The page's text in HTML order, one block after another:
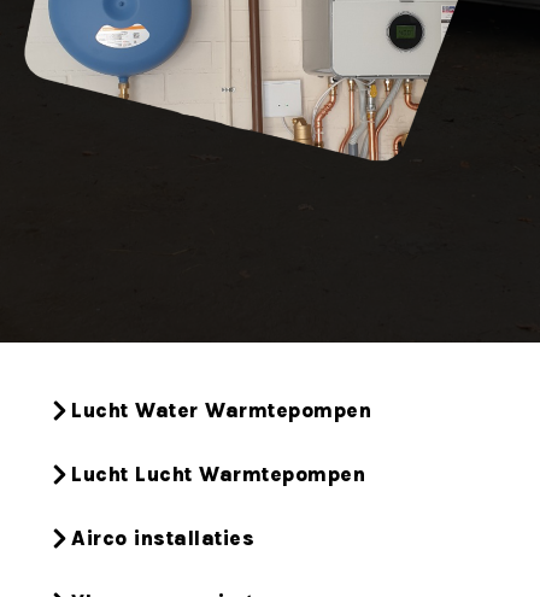
Lucht Water Warmtepompen
Lucht Lucht Warmtepompen
Airco installaties